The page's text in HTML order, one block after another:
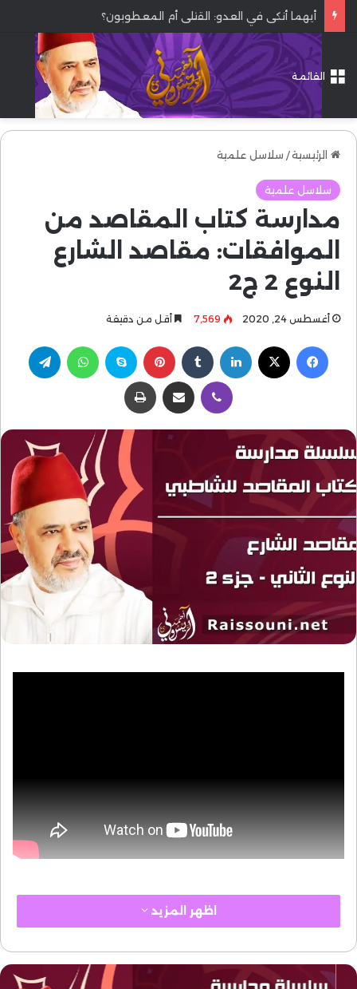
الصبر والشكر في القرآن.
القائمة
الرئيسية/ سلاسل علمية
سلاسل علمية
مدارسة كتاب المقاصد من
الموافقات: مقاصد الشارع
النوع 2 ج2
أغسطس 24, 2020 7٬569 أقل من دقيقة
فيسبوك لينكدإن بينتيريست سكايب واتساب
ڤايبر مشاركة عبر البريد طباعة
اظهر المزيد